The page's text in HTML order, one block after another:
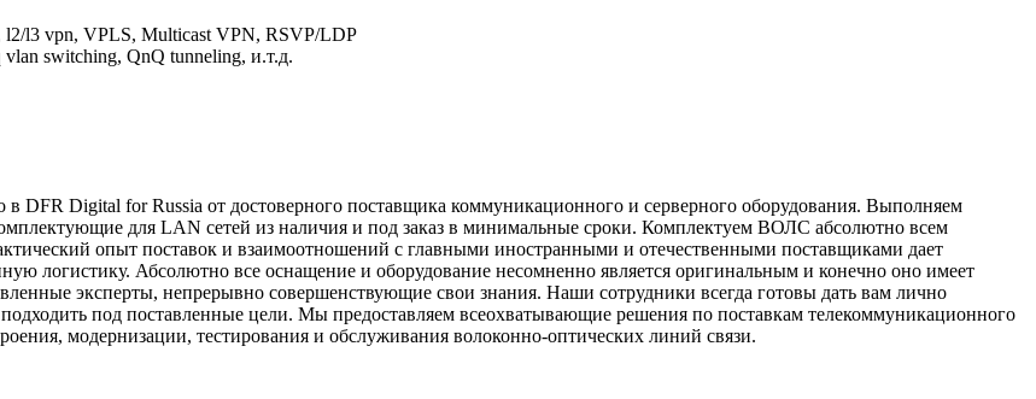
l2/l3 vpn, VPLS, Multicast VPN, RSVP/LDP
switching, QnQ tunneling, и.т.д.
Digital for Russia от достоверного поставщика коммуникационного и серверного оборудования. Выполняем
для LAN сетей из наличия и под заказ в минимальные сроки. Комплектуем ВОЛС абсолютно всем
опыт поставок и взаимоотношений с главными иностранными и отечественными поставщиками дает
логистику. Абсолютно все оснащение и оборудование несомненно является оригинальным и конечно оно имеет
эксперты, непрерывно совершенствующие свои знания. Наши сотрудники всегда готовы дать вам лично
под поставленные цели. Мы предоставляем всеохватывающие решения по поставкам телекоммуникационного
модернизации, тестирования и обслуживания волоконно-оптических линий связи.